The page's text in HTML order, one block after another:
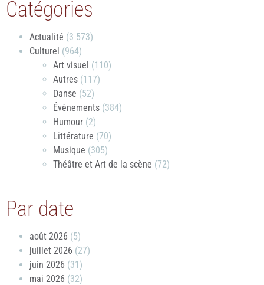
Catégories
Actualité (3 573)
Culturel (964)
Art visuel (110)
Autres (117)
Danse (52)
Évènements (384)
Humour (2)
Littérature (70)
Musique (305)
Théâtre et Art de la scène (72)
Par date
août 2026 (5)
juillet 2026 (27)
juin 2026 (31)
mai 2026 (32)